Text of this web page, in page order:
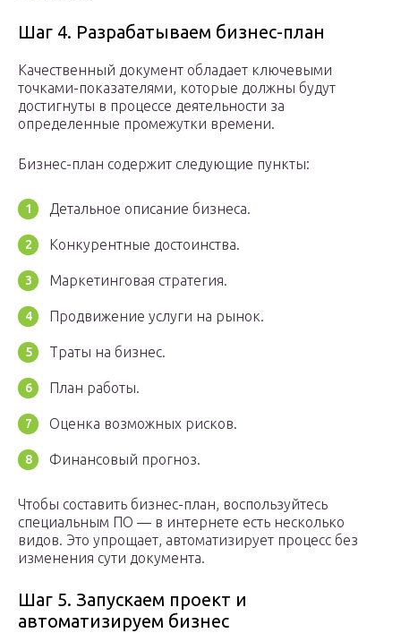
Шаг 4. Разрабатываем бизнес-план
Качественный документ обладает ключевыми
точками-показателями, которые должны будут
достигнуты в процессе деятельности за
определенные промежутки времени.
Бизнес-план содержит следующие пункты:
Детальное описание бизнеса.
Конкурентные достоинства.
Маркетинговая стратегия.
Продвижение услуги на рынок.
Траты на бизнес.
План работы.
Оценка возможных рисков.
Финансовый прогноз.
Чтобы составить бизнес-план, воспользуйтесь
специальным ПО — в интернете есть несколько
видов. Это упрощает, автоматизирует процесс без
изменения сути документа.
Шаг 5. Запускаем проект и
автоматизируем бизнес